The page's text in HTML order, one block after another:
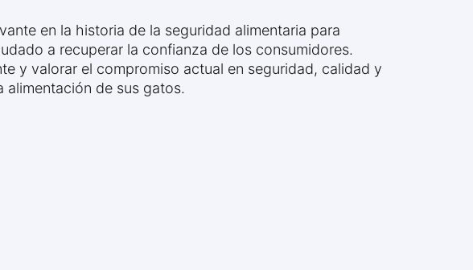
en la historia de la seguridad alimentaria para
a recuperar la confianza de los consumidores.
y valorar el compromiso actual en seguridad, calidad y
de sus gatos.